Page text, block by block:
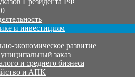
и инвестициям
экономическое развитие
заказ
и среднего бизнеса
и АПК